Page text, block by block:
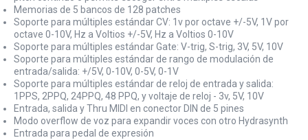
Memorias de 5 bancos de 128 patches
Soporte para múltiples estándar CV: 1v por octave +/-5V, 1V por
octave 0-10V, Hz a Voltios +/-5V, Hz a Voltios 0-10V
Soporte para múltiples estándar Gate: V-trig, S-trig, 3V, 5V, 10V
Soporte para múltiples estándar de rango de modulación de
entrada/salida: +/5V, 0-10V, 0-5V, 0-1V
Soporte para múltiples estándar de reloj de entrada y salida:
1PPS, 2PPQ, 24PPQ, 48 PPQ, y voltaje de reloj - 3v, 5V, 10V
Entrada, salida y Thru MIDI en conector DIN de 5 pines
Modo overflow de voz para expandir voces con otro Hydrasynth
Entrada para pedal de expresión